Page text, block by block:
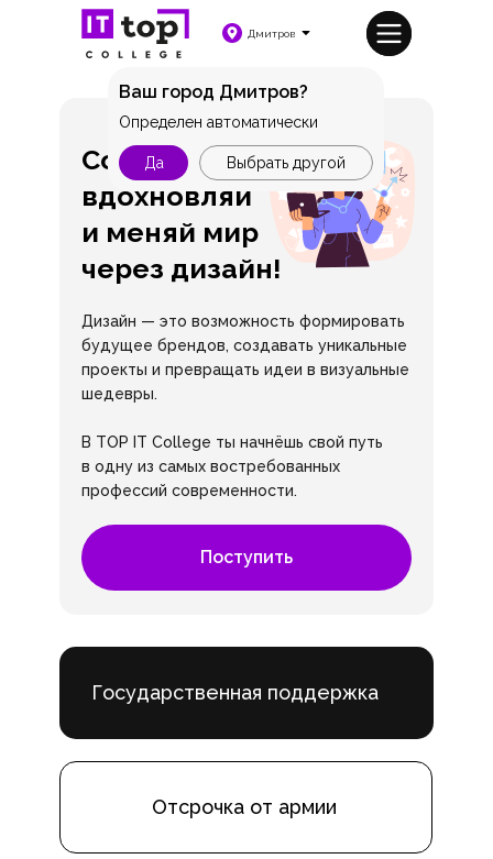
Дмитров
Ваш город Дмитров?
Да Выбрать другой
Определен автоматически
Дизайн — это возможность формировать
будущее брендов, создавать уникальные
проекты и превращать идеи в визуальные
шедевры.
В TOP IT College ты начнёшь свой путь
в одну из самых востребованных
профессий современности.
Создавай,
вдохновляй
и меняй мир
через дизайн!
Поступить
Отсрочка от армии
Государственная поддержка